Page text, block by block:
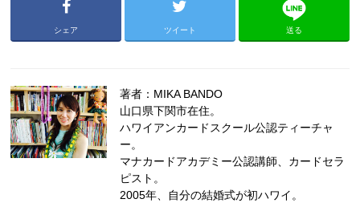
シェア ツイート 送る
著者：MIKA BANDO
山口県下関市在住。
ハワイアンカードスクール公認ティーチャ
ー。
マナカードアカデミー公認講師、カードセラ
ピスト。
2005年、自分の結婚式が初ハワイ。